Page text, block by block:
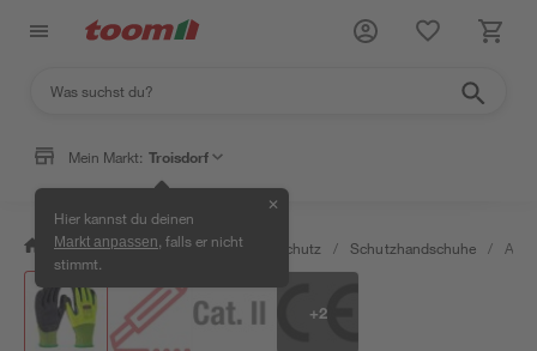
Mein Markt: Troisdorf
Hier kannst du deinen
Markt anpassen , falls er nicht
stimmt.
✕
/ Bauen & Renovieren / Arbeitsschutz / Schutzhandschuhe /
+2